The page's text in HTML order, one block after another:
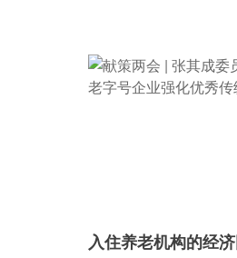
入住养老机构的经